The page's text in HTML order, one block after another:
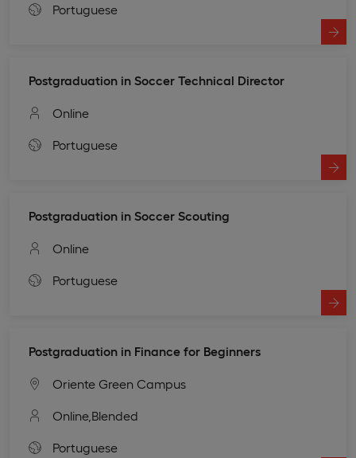
Portuguese
Postgraduation in Soccer Technical Director
Online
Portuguese
Postgraduation in Soccer Scouting
Online
Portuguese
Postgraduation in Finance for Beginners
Oriente Green Campus
Online, Blended
Portuguese